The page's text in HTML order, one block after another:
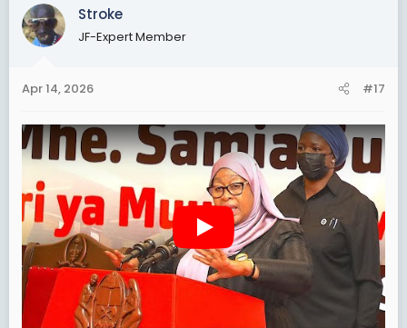
Stroke
JF-Expert Member
Apr 14, 2026 #17